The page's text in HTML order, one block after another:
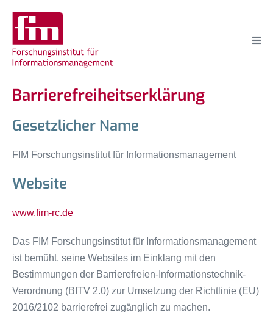
Barrierefreiheitserklärung
Gesetzlicher Name
FIM Forschungsinstitut für Informationsmanagement
Website
www.fim-rc.de
Das FIM Forschungsinstitut für Informationsmanagement
ist bemüht, seine Websites im Einklang mit den
Bestimmungen der Barrierefreien-Informationstechnik-
Verordnung (BITV 2.0) zur Umsetzung der Richtlinie (EU)
2016/2102 barrierefrei zugänglich zu machen.